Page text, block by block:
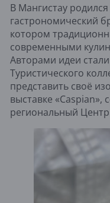
В Мангистау
гастрономический
котором
современными
Авторами идеи
Туристического
представить своё
выставке «Caspian»,
региональный